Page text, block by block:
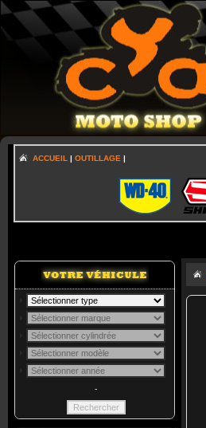
ACCUEIL | OUTILLAGE |
-